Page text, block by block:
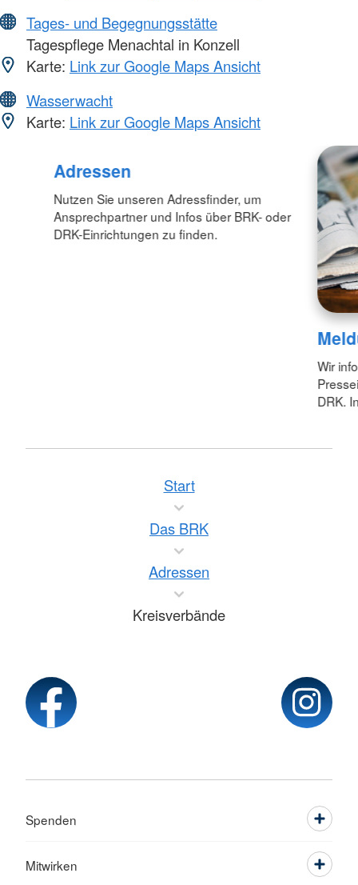
Tages- und Begegnungsstätte
Tagespflege Menachtal in Konzell
Karte: Link zur Google Maps Ansicht
Wasserwacht
Karte: Link zur Google Maps Ansicht
Adressen
Nutzen Sie unseren Adressfinder, um
Ansprechpartner und Infos über BRK- oder
DRK-Einrichtungen zu finden.
Wir
DRK.
Start
Das BRK
Adressen
Kreisverbände
Spenden
Mitwirken